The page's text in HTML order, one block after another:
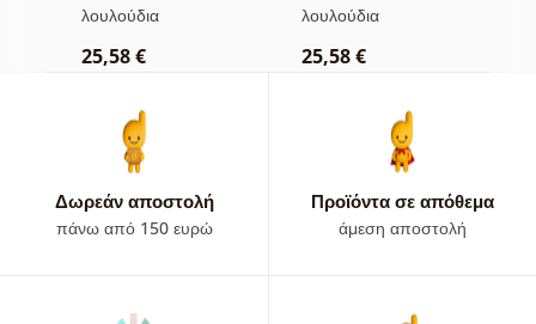
λουλούδια
25,58 €
λουλούδια
25,58 €
Δωρεάν αποστολή
πάνω από 150 ευρώ
Προϊόντα σε απόθεμα
άμεση αποστολή